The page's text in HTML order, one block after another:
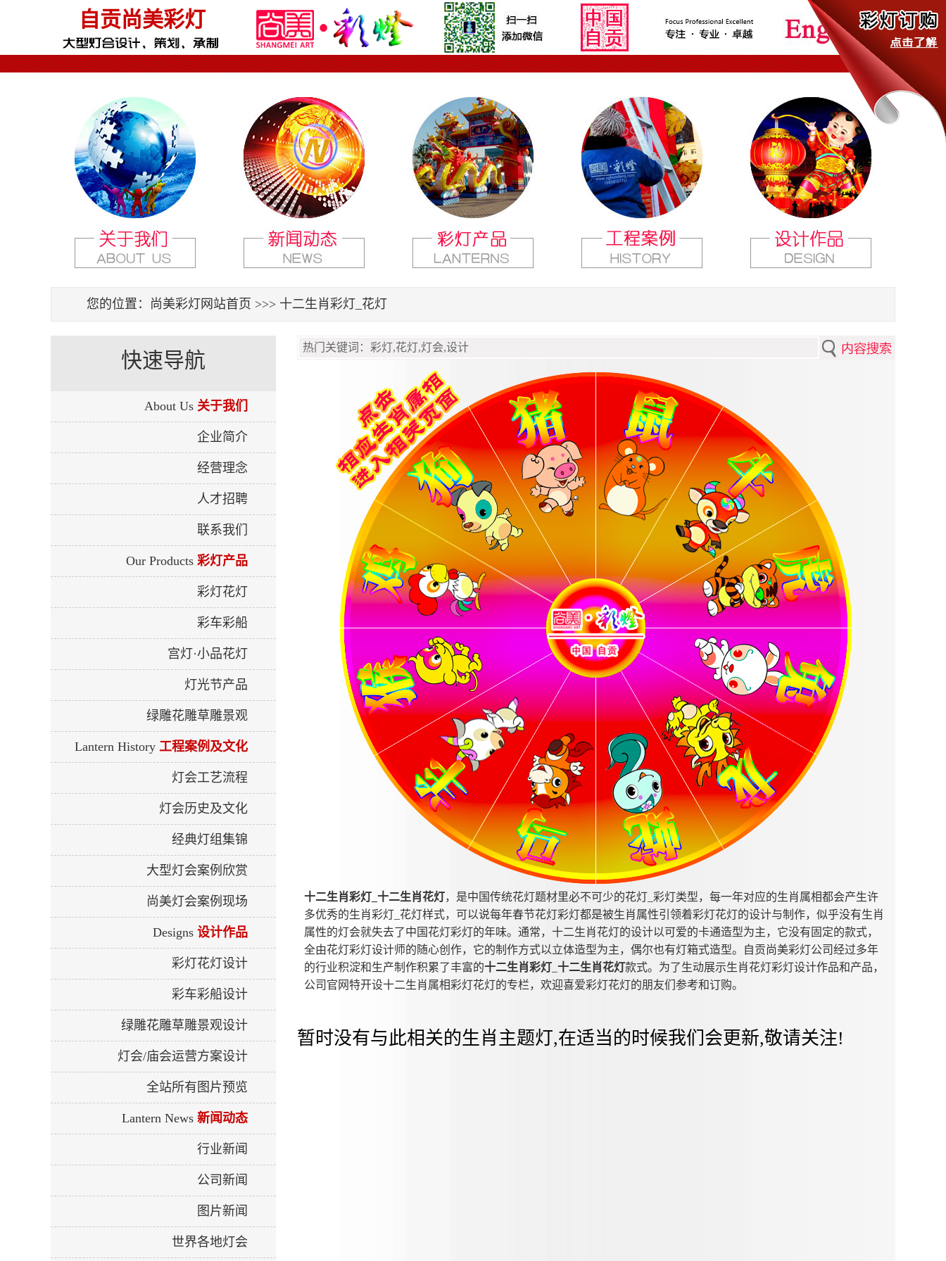
自贡尚美彩灯
您的位置： 尚美彩灯网站首页 >>> 十二生肖彩灯_花灯
十二生肖彩灯_十二生肖花灯，是中国传统花灯题材里必不可少的花灯_彩灯类型，每一年对应的生肖属相都会产生许
多优秀的生肖彩灯_花灯样式，可以说每年春节花灯彩灯都是被生肖属性引领着彩灯花灯的设计与制作，似乎没有生肖
属性的灯会就失去了中国花灯彩灯的年味。通常，十二生肖花灯的设计以可爱的卡通造型为主，它没有固定的款式，
全由花灯彩灯设计师的随心创作，它的制作方式以立体造型为主，偶尔也有灯箱式造型。自贡尚美彩灯公司经过多年
的行业积淀和生产制作积累了丰富的十二生肖彩灯 十二生肖花灯款式。为了生动展示生肖花灯彩灯设计作品和产品，
公司官网特开设十二生肖属相彩灯花灯的专栏，欢迎喜爱彩灯花灯的朋友们参考和订购。
暂时没有与此相关的生肖主题灯,在适当的时候我们会更新,敬请关注!
快速导航
About Us 关于我们
企业简介
经营理念
人才招聘
联系我们
Our Products 彩灯产品
彩灯花灯
彩车彩船
宫灯·小品花灯
灯光节产品
绿雕花雕草雕景观
Lantern History 工程案例及文化
灯会工艺流程
灯会历史及文化
经典灯组集锦
大型灯会案例欣赏
尚美灯会案例现场
Designs 设计作品
彩灯花灯设计
彩车彩船设计
绿雕花雕草雕景观设计
灯会/庙会运营方案设计
全站所有图片预览
Lantern News 新闻动态
行业新闻
公司新闻
图片新闻
世界各地灯会